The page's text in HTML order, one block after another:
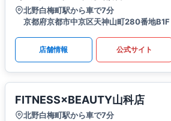
北野白梅町駅から車で7分
京都府京都市中京区天神山町280番地B1F
店舗情報 公式サイト
FITNESS×BEAUTY山科店
北野白梅町駅から車で7分